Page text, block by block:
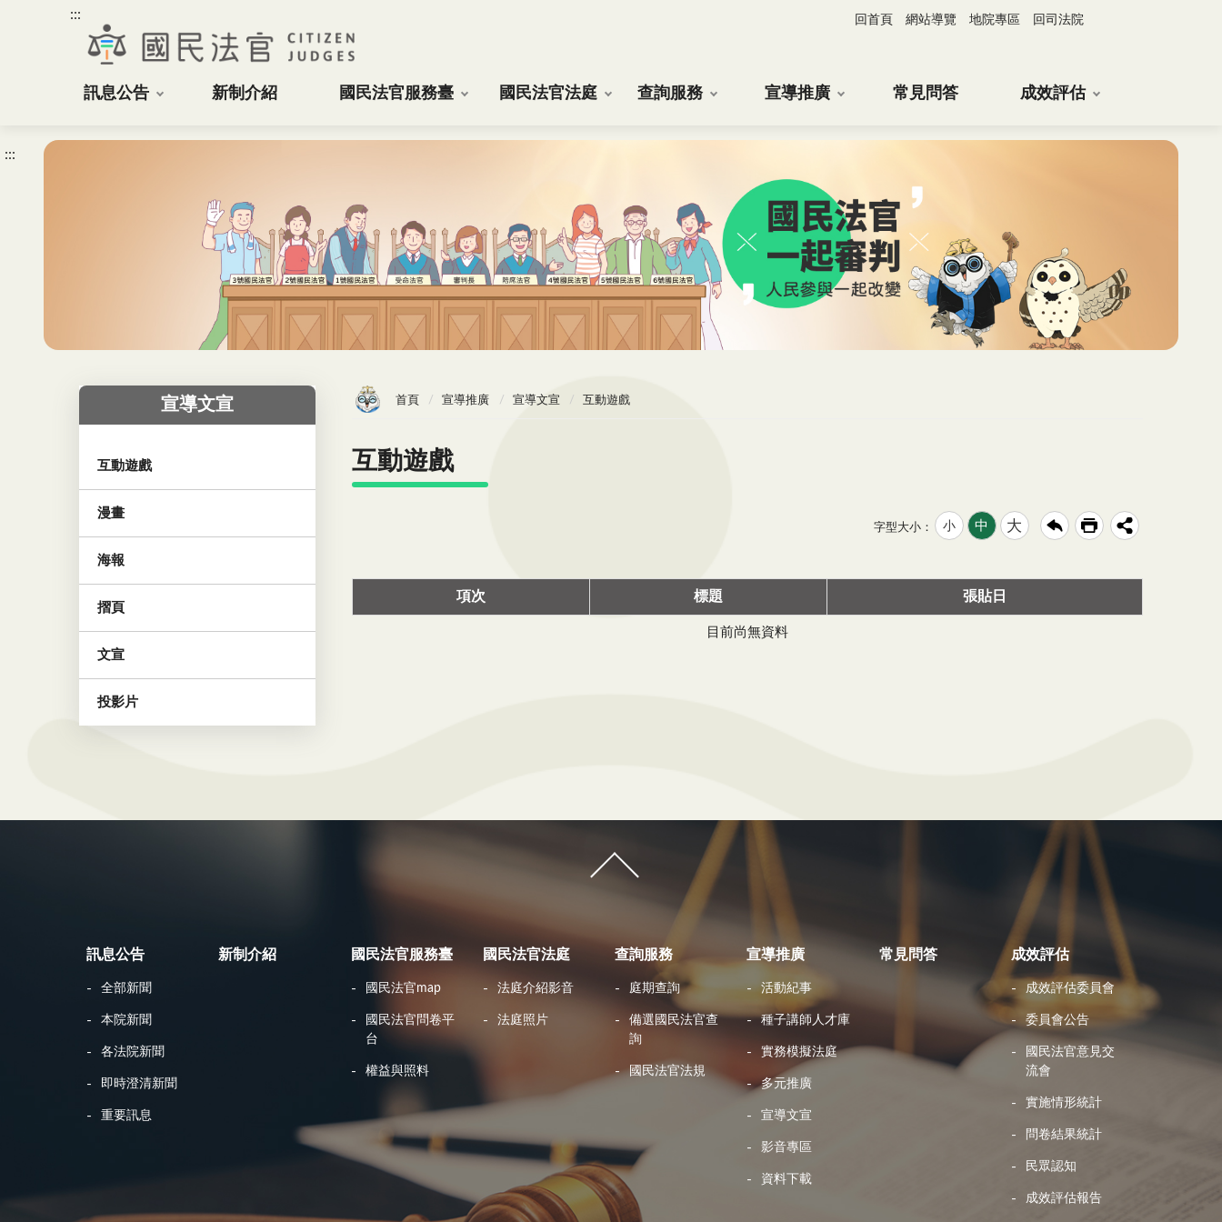
::: 回首頁 網站導覽 地院專區 回司法院
訊息公告 新制介紹 國民法官服務臺 國民法官法庭 查詢服務 宣導推廣 常見問答 成效評估
:::
宣導文宣
互動遊戲
漫畫
海報
摺頁
文宣
投影片
首頁 宣導推廣 宣導文宣 互動遊戲
互動遊戲
字型大小： 小 中 大
項次 標題 張貼日
目前尚無資料
訊息公告
全部新聞
本院新聞
各法院新聞
即時澄清新聞
重要訊息
新制介紹 國民法官服務臺
國民法官map
國民法官問卷平
台
權益與照料
國民法官法庭
法庭介紹影音
法庭照片
查詢服務
庭期查詢
備選國民法官查
詢
國民法官法規
宣導推廣
活動紀事
種子講師人才庫
實務模擬法庭
多元推廣
宣導文宣
影音專區
資料下載
常見問答 成效評估
成效評估委員會
委員會公告
國民法官意見交
流會
實施情形統計
問卷結果統計
民眾認知
成效評估報告